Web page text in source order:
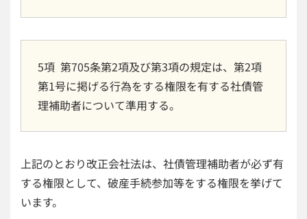
5項 第705条第2項及び第3項の規定は、第2項
第1号に掲げる行為をする権限を有する社債管
理補助者について準用する。
上記のとおり改正会社法は、社債管理補助者が必ず有
する権限として、破産手続参加等をする権限を挙げて
います。